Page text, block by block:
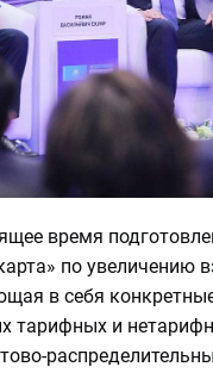
время
по увеличению
в себя
тарифных и